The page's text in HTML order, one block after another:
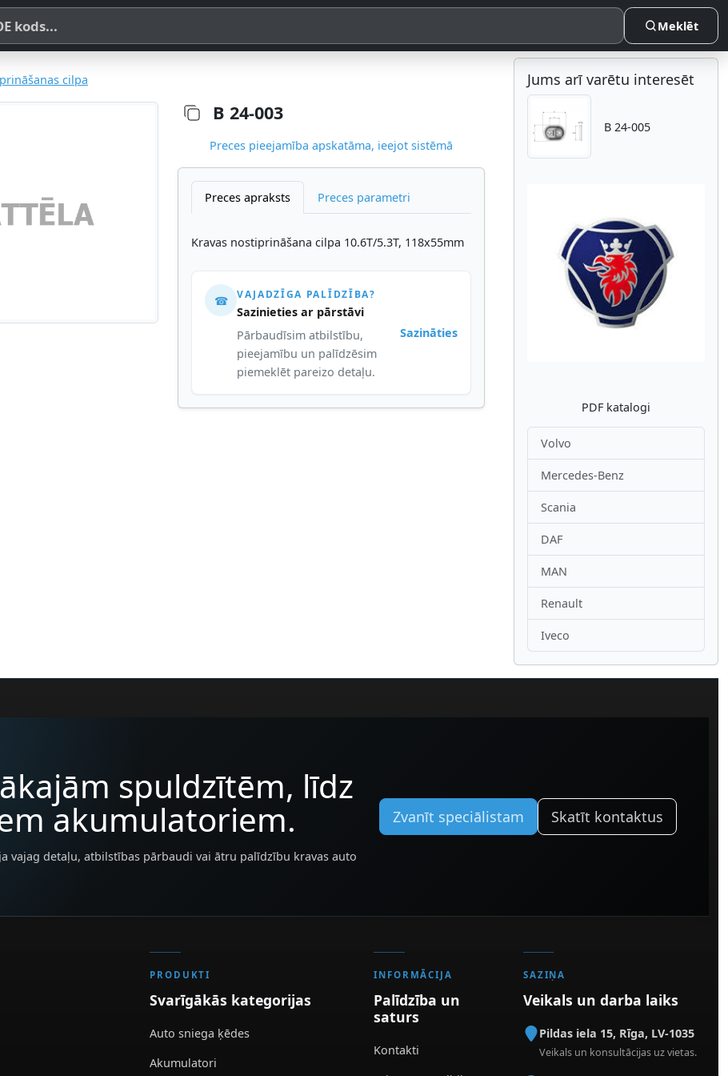
SKU vai OE koda
Meklēt
cilpa
B 24-003
Preces pieejamība apskatāma, ieejot sistēmā
Preces apraksts Preces parametri
Kravas nostiprināšana cilpa 10.6T/5.3T, 118x55mm
☎ VAJADZĪGA PALĪDZĪBA?
Sazinieties ar pārstāvi
Pārbaudīsim atbilstību,
pieejamību un palīdzēsim
piemeklēt pareizo detaļu.
Sazināties
Jums arī varētu interesēt
B 24-005
Atpakaļ
PDF katalogi
Volvo
Mercedes-Benz
Scania
DAF
MAN
Renault
Iveco
spuldzītēm, līdz
akumulatoriem.
vajag detaļu, atbilstības pārbaudi vai ātru palīdzību kravas auto
Zvanīt speciālistam Skatīt kontaktus
PRODUKTI
Svarīgākās kategorijas
Auto sniega ķēdes
Akumulatori
INFORMĀCIJA
Palīdzība un
saturs
Kontakti
SAZIŅA
Veikals un darba laiks
Pildas iela 15, Rīga, LV-1035
Veikals un konsultācijas uz vietas.